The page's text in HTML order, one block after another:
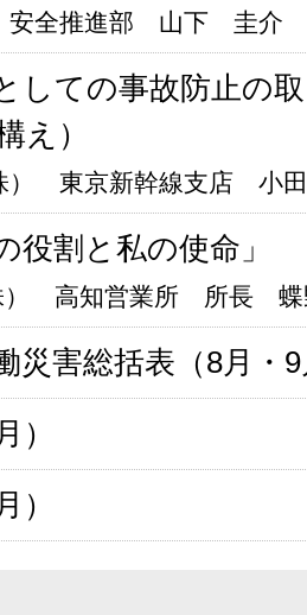
安全推進部 山下 圭介
しての事故防止の
え）
） 東京新幹線支店 小
役割と私の使命」
） 高知営業所 所長
災害総括表（8月・
）
）